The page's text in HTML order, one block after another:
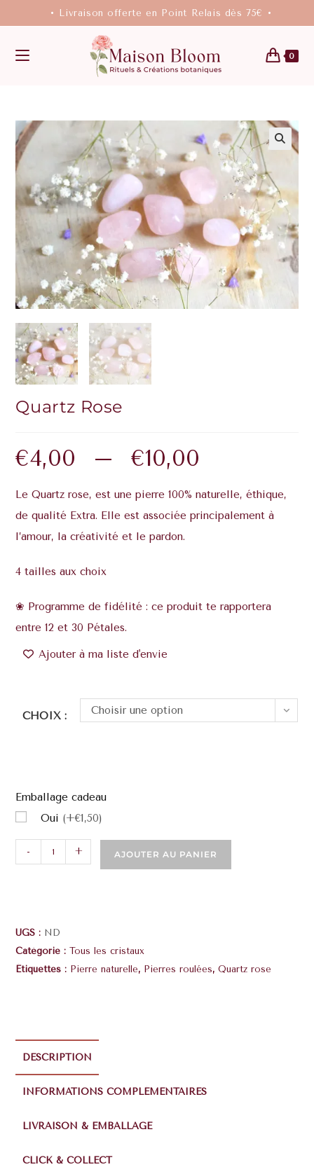
• Livraison offerte en Point Relais dès 75€ •
0
Quartz Rose
€4,00 – €10,00
Le Quartz rose, est une pierre 100% naturelle, éthique,
de qualité Extra. Elle est associée principalement à
l’amour, la créativité et le pardon.
4 tailles aux choix
❀ Programme de fidélité : ce produit te rapportera
entre 12 et 30 Pétales.
Ajouter à ma liste d'envie
CHOIX : Choisir une option
Emballage cadeau
Oui (+€1,50)
- + AJOUTER AU PANIER
UGS : ND
Catégorie :Tous les cristaux
Étiquettes : Pierre naturelle, Pierres roulées,Quartz rose
DESCRIPTION
INFORMATIONS COMPLÉMENTAIRES
LIVRAISON & EMBALLAGE
CLICK & COLLECT